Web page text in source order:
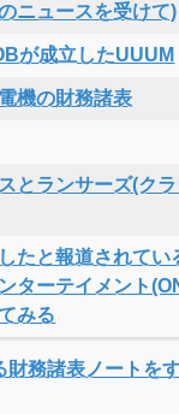
ニュースを受けて)
が成立したUUUM
機の財務諸表
とランサーズ(ク
たと報道されてい
ターテイメント
みる
財務諸表ノートを